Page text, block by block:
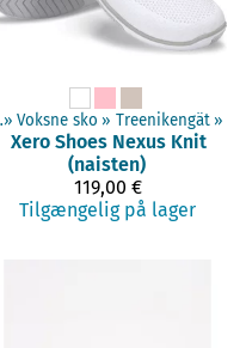
‪» Voksne sko ‪» Treenikengät ‪»
Xero Shoes Nexus Knit
(naisten)
119,00 €
Tilgængelig på lager